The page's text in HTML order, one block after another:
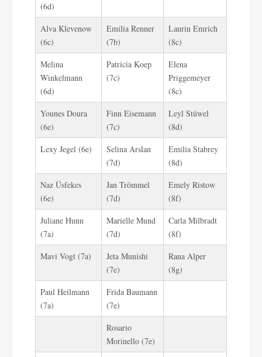
(6d)
Alva Klevenow
(6c)
Emilia Renner
(7b)
Laurin Emrich
(8c)
Melina
Winkelmann
(6d)
Patricia Koep
(7c)
Elena
Priggemeyer
(8c)
Younes Doura
(6e)
Finn Eisemann
(7c)
Leyl Stüwel
(8d)
Lexy Jegel (6e)
Selina Arslan
(7d)
Emilia Stabrey
(8d)
Naz Üsfekes
(6e)
Jan Trömmel
(7d)
Emely Ristow
(8f)
Juliane Hunn
(7a)
Marielle Mund
(7d)
Carla Milbradt
(8f)
Mavi Vogt (7a)
Jeta Munishi
(7e)
Rana Alper
(8g)
Paul Heilmann
(7a)
Frida Baumann
(7e)
Rosario
Morinello (7e)